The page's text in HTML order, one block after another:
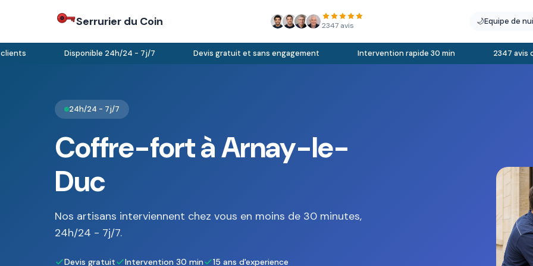
Serrurier du Coin 2347 avis 🌙Equipe de
Disponible 24h/24 - 7j/7 Devis gratuit et sans engagement Intervention rapide 30 min 2347 avis
24h/24 - 7j/7
Coffre-fort à Arnay-le-
Duc
Nos artisans interviennent chez vous en moins de 30 minutes,
24h/24 - 7j/7.
Devis gratuit Intervention 30 min 15 ans d'experience